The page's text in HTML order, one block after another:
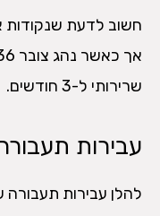
חשוב לדעת שנקודות
שרירותי ל-3 חודשים.
עבירות
להלן עבירות תעבורה